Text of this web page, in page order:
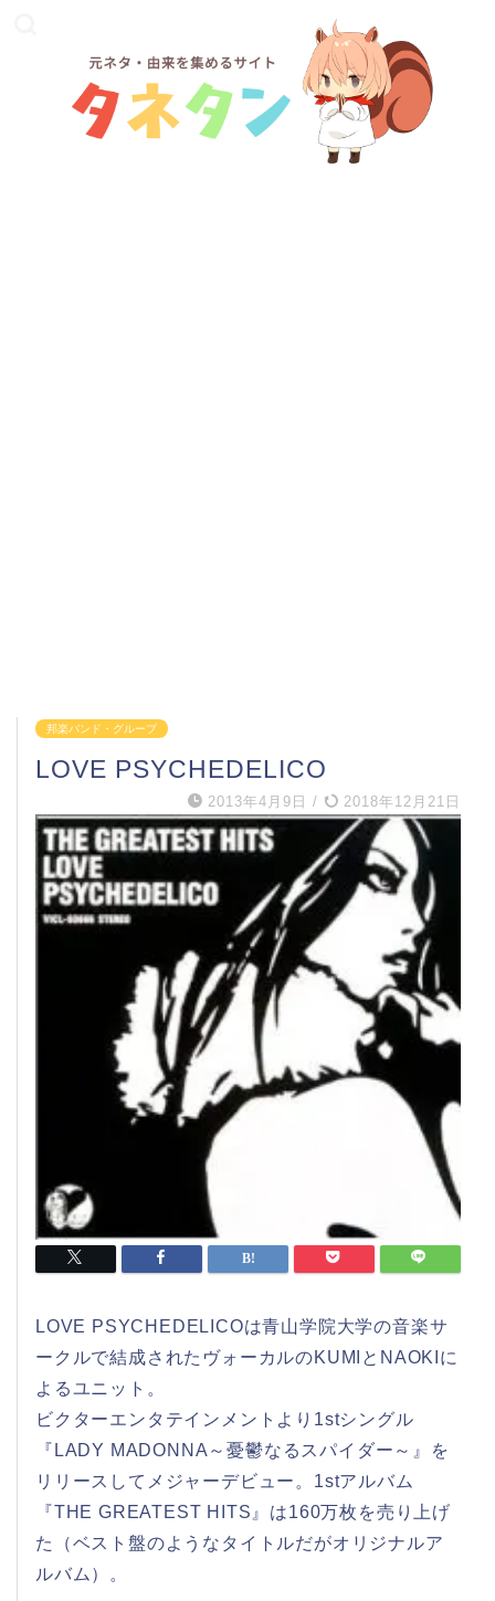
邦楽バンド・グループ
LOVE PSYCHEDELICO
2013年4月9日 / 2018年12月21日
LOVE PSYCHEDELICOは青山学院大学の音楽サ
ークルで結成されたヴォーカルのKUMIとNAOKIに
よるユニット。
ビクターエンタテインメントより1stシングル
『LADY MADONNA～憂鬱なるスパイダー～』を
リリースしてメジャーデビュー。1stアルバム
『THE GREATEST HITS』は160万枚を売り上げ
た（ベスト盤のようなタイトルだがオリジナルア
ルバム）。